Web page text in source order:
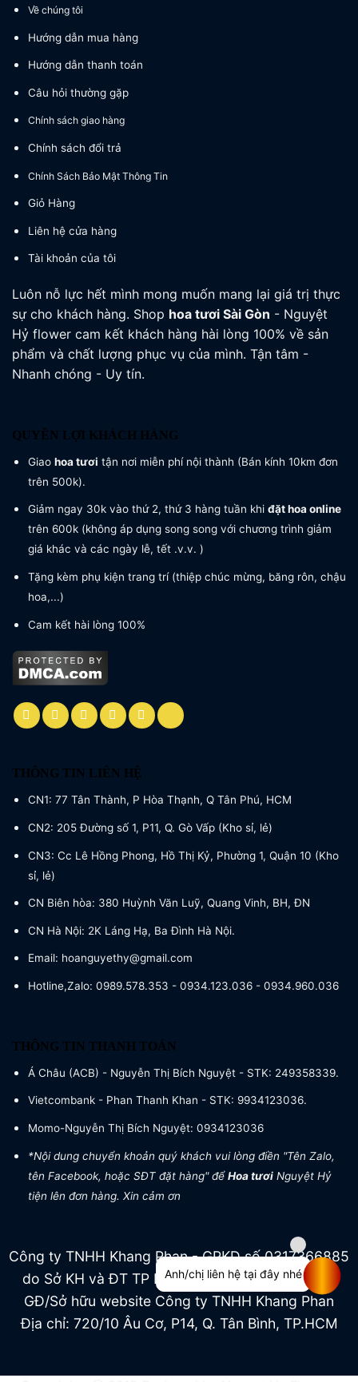
Về chúng tôi
Hướng dẫn mua hàng
Hướng dẫn thanh toán
Câu hỏi thường gặp
Chính sách giao hàng
Chính sách đổi trả
Chính Sách Bảo Mật Thông Tin
Giỏ Hàng
Liên hệ cửa hàng
Tài khoản của tôi
Luôn nỗ lực hết mình mong muốn mang lại giá trị thực
sự cho khách hàng. Shop hoa tươi Sài Gòn - Nguyệt
Hỷ flower cam kết khách hàng hài lòng 100% về sản
phẩm và chất lượng phục vụ của mình. Tận tâm -
Nhanh chóng - Uy tín.
QUYỀN LỢI KHÁCH HÀNG
Giao hoa tươi tận nơi miễn phí nội thành (Bán kính 10km đơn
trên 500k).
Giảm ngay 30k vào thứ 2, thứ 3 hàng tuần khi đặt hoa online
trên 600k (không áp dụng song song với chương trình giảm
giá khác và các ngày lễ, tết .v.v. )
Tặng kèm phụ kiện trang trí (thiệp chúc mừng, băng rôn, chậu
hoa,...)
Cam kết hài lòng 100%
THÔNG TIN LIÊN HỆ
CN1: 77 Tân Thành, P Hòa Thạnh, Q Tân Phú, HCM
CN2: 205 Đường số 1, P11, Q. Gò Vấp (Kho sỉ, lẻ)
CN3: Cc Lê Hồng Phong, Hồ Thị Kỷ, Phường 1, Quận 10 (Kho
sỉ, lẻ)
CN Biên hòa: 380 Huỳnh Văn Luỹ, Quang Vinh, BH, ĐN
CN Hà Nội: 2K Láng Hạ, Ba Đình Hà Nội.
Email: hoanguyethy@gmail.com
Hotline,Zalo: 0989.578.353 - 0934.123.036 - 0934.960.036
THÔNG TIN THANH TOÁN
Á Châu (ACB) - Nguyễn Thị Bích Nguyệt - STK: 249358339.
Vietcombank - Phan Thanh Khan - STK: 9934123036.
Momo-Nguyễn Thị Bích Nguyệt: 0934123036
*Nội dung chuyển khoản quý khách vui lòng điền "Tên Zalo,
tên Facebook, hoặc SĐT đặt hàng" đểHoa tươi Nguyệt Hỷ
tiện lên đơn hàng. Xin cảm ơn
Công ty TNHH Khang Phan - GPKD số 0317366885
do Sở KH và ĐT TP HCM cấp ngày 04/07/2022
GĐ/Sở hữu website Công ty TNHH Khang Phan
Địa chỉ: 720/10 Âu Cơ, P14, Q. Tân Bình, TP.HCM
Anh/chị liên hệ tại đây nhé